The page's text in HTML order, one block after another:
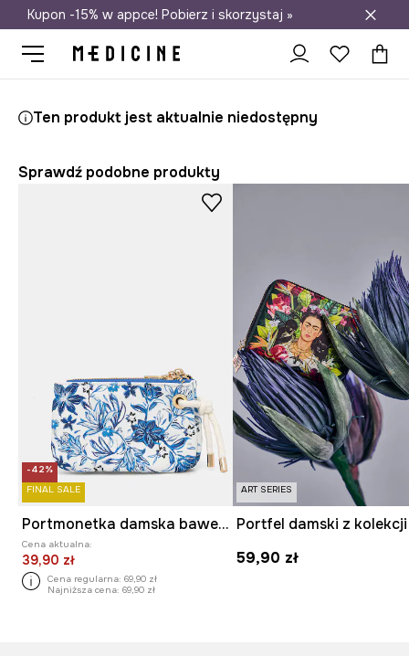
Darmowa dostawa do salonów
Kupon -15% w appce! Pobierz i skorzystaj »
Ten produkt jest aktualnie niedostępny
Sprawdź podobne produkty
-42%
FINAL SALE
Portmonetka damska bawełniana
Cena aktualna:
39,90 zł
Cena regularna: 69,90 zł
Najniższa cena: 69,90 zł
ART SERIES
59,90 zł